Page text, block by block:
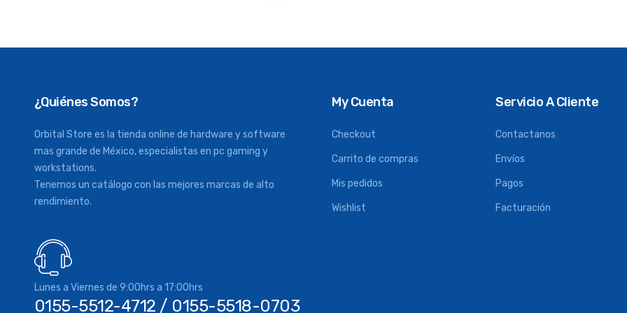
¿Quiénes Somos?
Orbital Store es la tienda online de hardware y software
mas grande de México, especialistas en pc gaming y
workstations.
Tenemos un catálogo con las mejores marcas de alto
rendimiento.
Lunes a Viernes de 9:00hrs a 17:00hrs
0155-5512-4712 / 0155-5518-0703
My Cuenta
Checkout
Carrito de compras
Mis pedidos
Wishlist
Servicio A Cliente
Contactanos
Envíos
Pagos
Facturación